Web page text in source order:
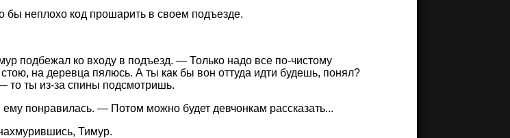
неплохо код прошарить в своем подъезде.
подбежал ко входу в подъезд. — Только надо все по-чистому
стою, на деревца пялюсь. А ты как бы вон оттуда идти будешь, понял?
то ты из-за спины подсмотришь.
понравилась. — Потом можно будет девчонкам рассказать...
Тимур.